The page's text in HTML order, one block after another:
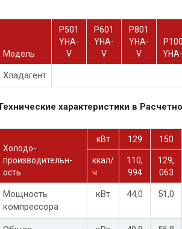
Модель
P501
YHA-
V
P601
YHA-
V
P801
YHA-
V
Хладагент
характеристики в
Холодо-
производительн-
ость
кВт 129 150
ккал/
ч
110,
994
129,
063
Мощность
компрессора
кВт 44,0 51,0